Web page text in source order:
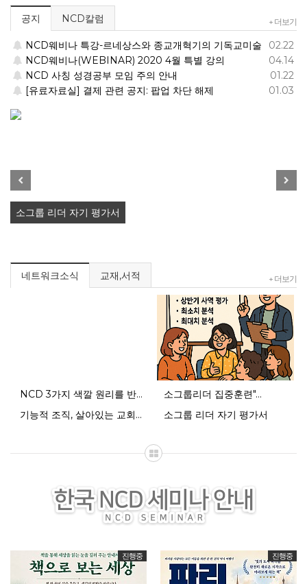
공지 NCD칼럼 + 더보기
02.22
NCD웨비나 특강-르네상스와 종교개혁기의 기독교미술
04.14
NCD웨비나(WEBINAR) 2020 4월 특별 강의
01.22
NCD 사칭 성경공부 모임 주의 안내
01.03
[유료자료실] 결제 관련 공지: 팝업 차단 해제
기능적 조직, 살아있는 교회를 위한 …
소그룹 리더 자기 평가서
NCD 3가지 색깔 원리를 반영한 설…
소그룹리더 집중훈련" 1회차…
Previous
네트워크소식 교재,서적 + 더보기
NCD 3가지 색깔 원리를 반…
소그룹리더 집중훈련"…
기능적 조직, 살아있는 교회를…
소그룹 리더 자기 평가서
진행중 진행중